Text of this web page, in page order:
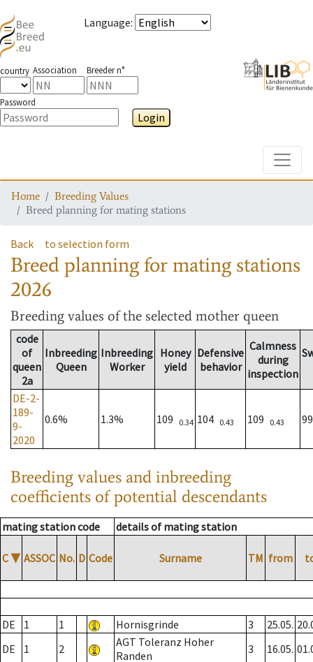
Language:
country Association Breeder n°
Password
Login
Home
Breeding Values
Breed planning for mating stations
Back to selection form
Breed planning for mating stations
2026
Breeding values of the selected mother queen
code
of
queen
2a
Inbreeding
Queen
Inbreeding
Worker
Honey
yield
Defensive
behavior
Calmness
during
inspection
DE-2-
189-
9-
2020
0.6% 1.3% 109 0.34 104 0.43 109 0.43
Breeding values and inbreeding
coefficients of potential descendants
mating station code details of mating station
C ▼ ASSOC No. D Code Surname TM from
DE 1 1 Hornisgrinde 3 25.05.
DE
1 2
AGT Toleranz Hoher
Randen
3 16.05.